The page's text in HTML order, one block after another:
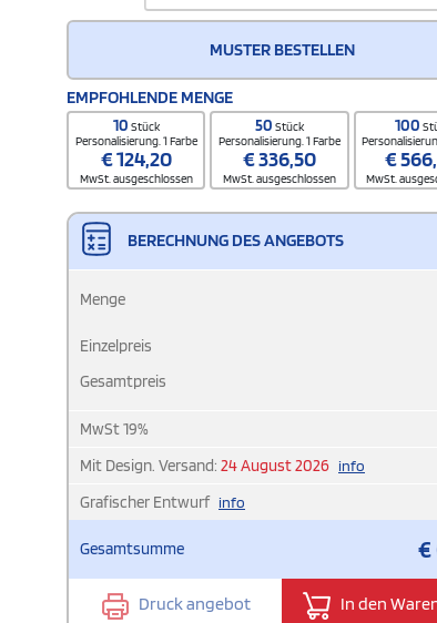
MUSTER BESTELLEN
EMPFOHLENDE MENGE
10 Stück
Personalisierung. 1 Farbe
€124,20
MwSt. ausgeschlossen
50 Stück
Personalisierung. 1 Farbe
€336,50
MwSt. ausgeschlossen
100
€
MwSt.
BERECHNUNG DES ANGEBOTS
Menge
Einzelpreis
Gesamtpreis
MwSt19%
Mit Design. Versand: 24 August 2026 info
Grafischer Entwurf info
Gesamtsumme €
Druck angebot In den